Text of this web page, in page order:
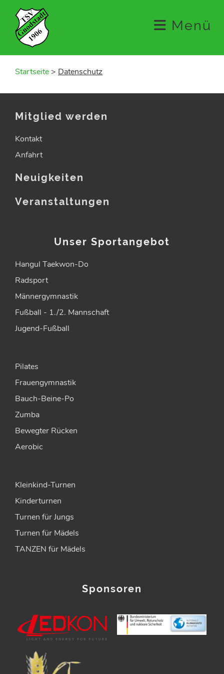
Menü
Startseite > Datenschutz
Mitglied werden
Kontakt
Anfahrt
Neuigkeiten
Veranstaltungen
Unser Sportangebot
Hangul Taekwon-Do
Radsport
Männergymnastik
Fußball - 1./2. Mannschaft
Jugend-Fußball
Pilates
Frauengymnastik
Bauch-Beine-Po
Zumba
Bewegter Rücken
Aerobic
Kleinkind-Turnen
Kinderturnen
Turnen für Jungs
Turnen für Mädels
TANZEN für Mädels
Sponsoren